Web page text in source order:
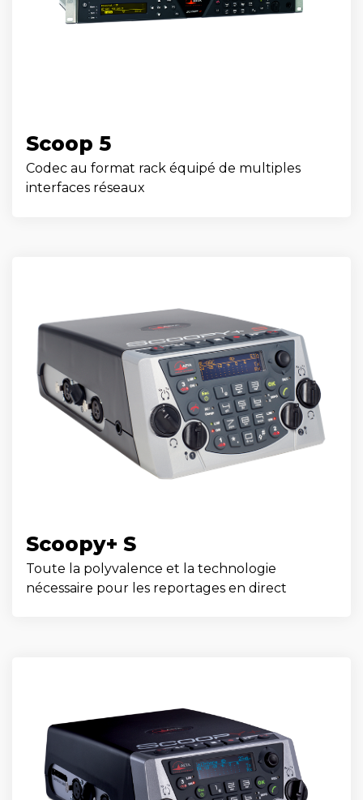
Scoop 5
Codec au format rack équipé de multiples
interfaces réseaux
Scoopy+ S
Toute la polyvalence et la technologie
nécessaire pour les reportages en direct